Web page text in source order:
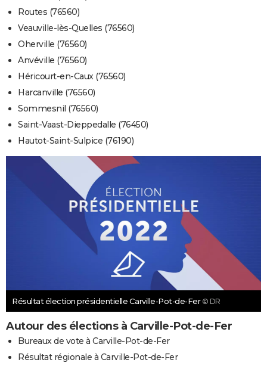
Routes (76560)
Veauville-lès-Quelles (76560)
Oherville (76560)
Anvéville (76560)
Héricourt-en-Caux (76560)
Harcanville (76560)
Sommesnil (76560)
Saint-Vaast-Dieppedalle (76450)
Hautot-Saint-Sulpice (76190)
Résultat élection présidentielle Carville-Pot-de-Fer © DR
Autour des élections à Carville-Pot-de-Fer
Bureaux de vote à Carville-Pot-de-Fer
Résultat régionale à Carville-Pot-de-Fer